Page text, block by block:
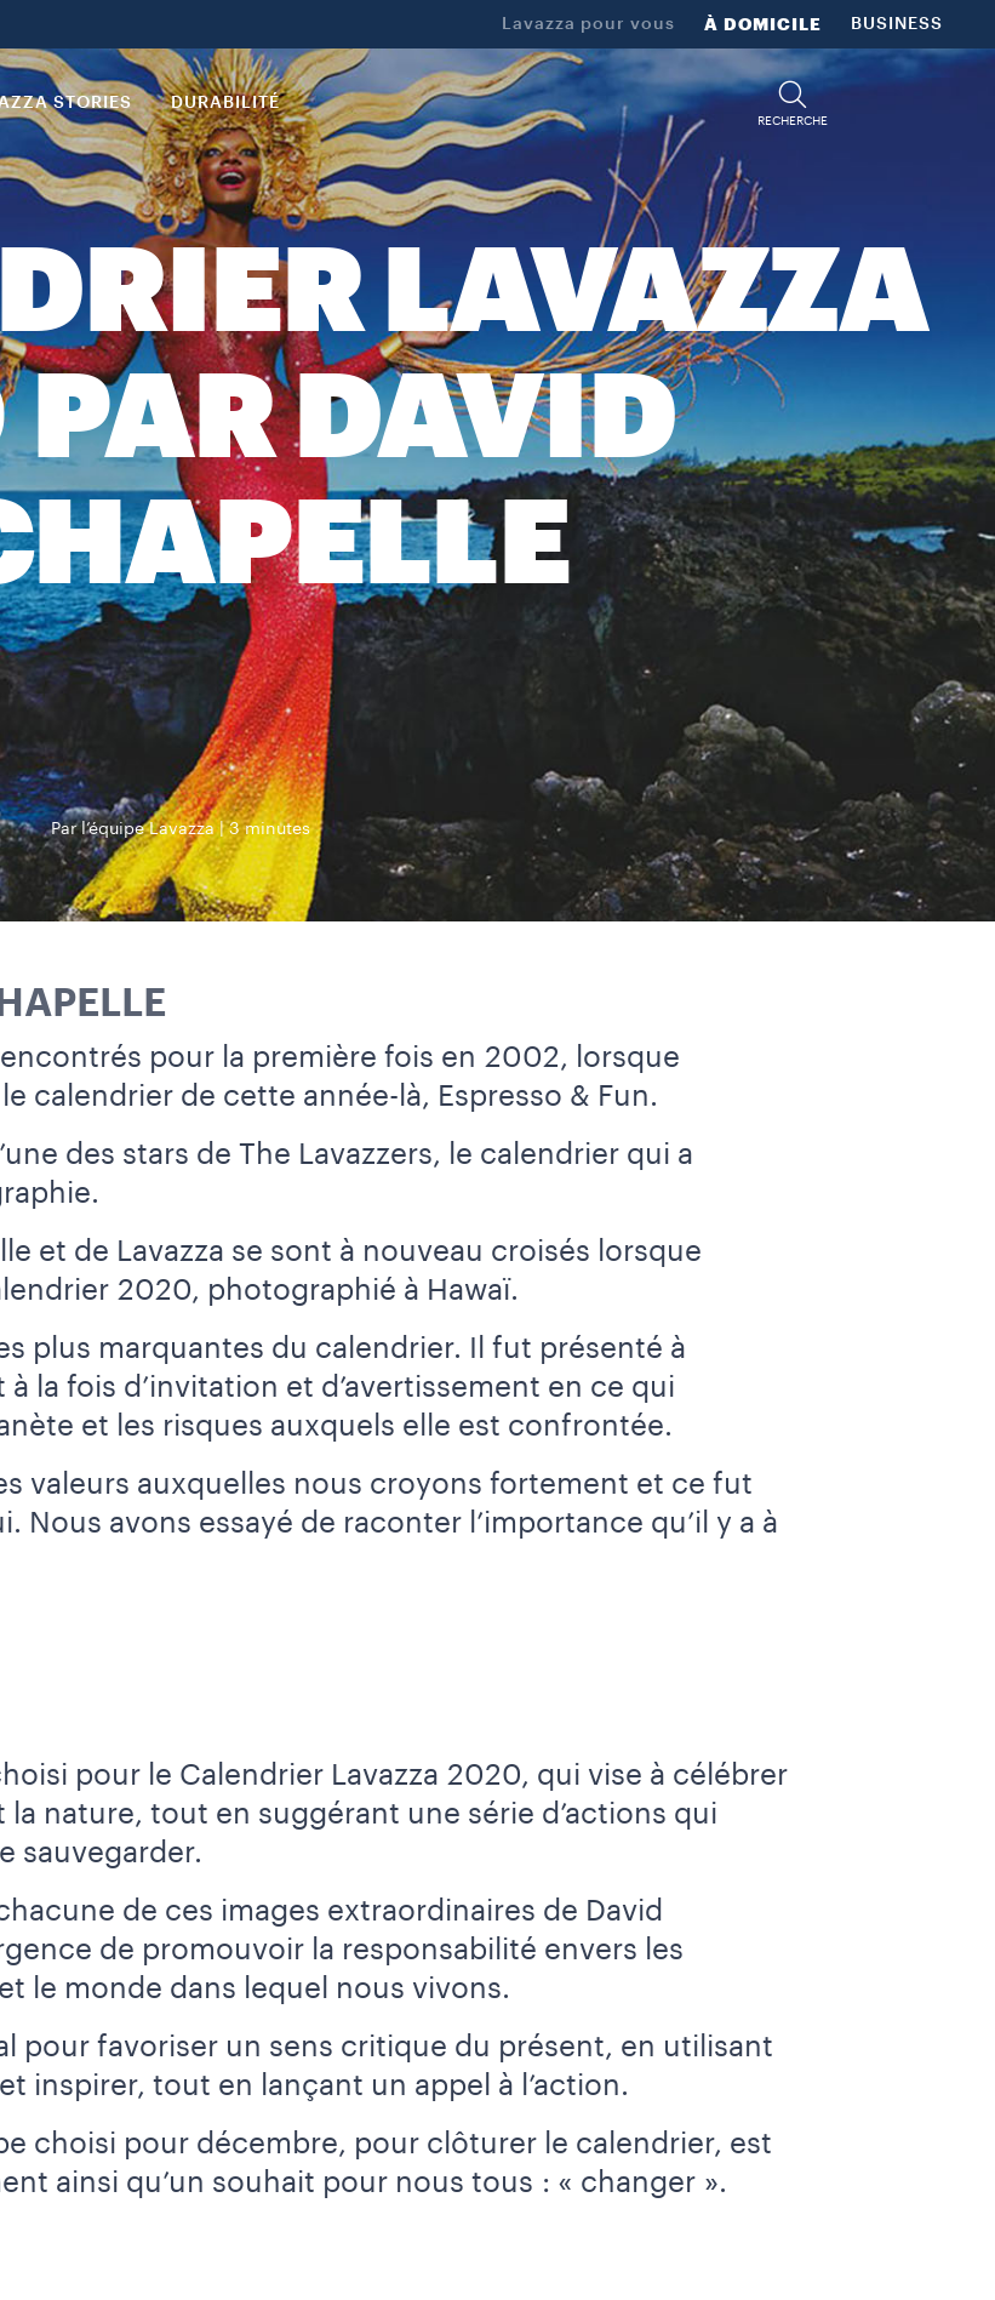
Lavazza pour vous À DOMICILE BUSINESS
STORIES DURABILITÉ
RECHERCHE
LAVAZZA
DAVID
Par l’équipe Lavazza 3 minutes
pour la première fois en 2002, lorsque
calendrier de cette année-là, Espresso & Fun.
des stars de The Lavazzers, le calendrier qui a
et de Lavazza se sont à nouveau croisés lorsque
2020, photographié à Hawaï.
plus marquantes du calendrier. Il fut présenté à
à la fois d’invitation et d’avertissement en ce qui
et les risques auxquels elle est confrontée.
valeurs auxquelles nous croyons fortement et ce fut
Nous avons essayé de raconter l’importance qu’il y a à
pour le Calendrier Lavazza 2020, qui vise à célébrer
la nature, tout en suggérant une série d’actions qui
sauvegarder.
de ces images extraordinaires de David
de promouvoir la responsabilité envers les
le monde dans lequel nous vivons.
pour favoriser un sens critique du présent, en utilisant
inspirer, tout en lançant un appel à l’action.
choisi pour décembre, pour clôturer le calendrier, est
ainsi qu’un souhait pour nous tous : « changer ».